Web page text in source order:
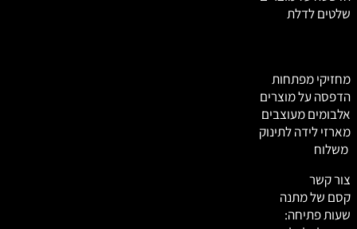
שלטים לדלת
מחזיקי מפתחות
הדפסה על מוצרים
אלבומים מעוצבים
מארזי לידה לתינוק
משלוח
צור קשר
קסם של מתנה
שעות פתיחה: